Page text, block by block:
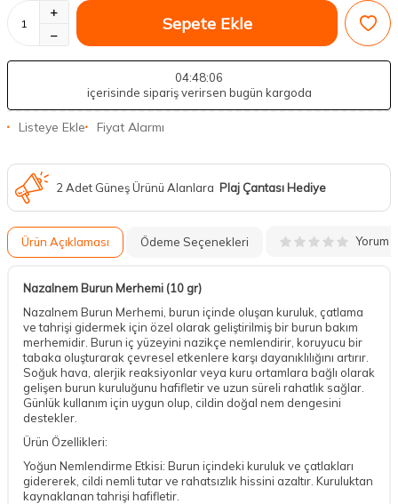
Sepete Ekle
04:48:05
içerisinde sipariş verirsen bugün kargoda
Listeye Ekle Fiyat Alarmı
2 Adet Güneş Ürünü Alanlara Plaj Çantası Hediye
Ürün Açıklaması Ödeme Seçenekleri Yorum
Nazalnem Burun Merhemi (10 gr)
Nazalnem Burun Merhemi, burun içinde oluşan kuruluk, çatlama
ve tahrişi gidermek için özel olarak geliştirilmiş bir burun bakım
merhemidir. Burun iç yüzeyini nazikçe nemlendirir, koruyucu bir
tabaka oluşturarak çevresel etkenlere karşı dayanıklılığını artırır.
Soğuk hava, alerjik reaksiyonlar veya kuru ortamlara bağlı olarak
gelişen burun kuruluğunu hafifletir ve uzun süreli rahatlık sağlar.
Günlük kullanım için uygun olup, cildin doğal nem dengesini
destekler.
Ürün Özellikleri:
Yoğun Nemlendirme Etkisi: Burun içindeki kuruluk ve çatlakları
gidererek, cildi nemli tutar ve rahatsızlık hissini azaltır. Kuruluktan
kaynaklanan tahrişi hafifletir.